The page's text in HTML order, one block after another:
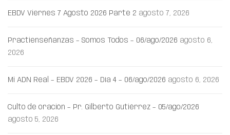
EBDV Viernes 7 Agosto 2026 Parte 2 agosto 7, 2026
Practienseñanzas – Somos Todos – 06/ago/2026 agosto 6,
2026
Mi ADN Real – EBDV 2026 – Día 4 – 06/ago/2026 agosto 6, 2026
Culto de oración – Pr. Gilberto Gutiérrez – 05/ago/2026
agosto 5, 2026